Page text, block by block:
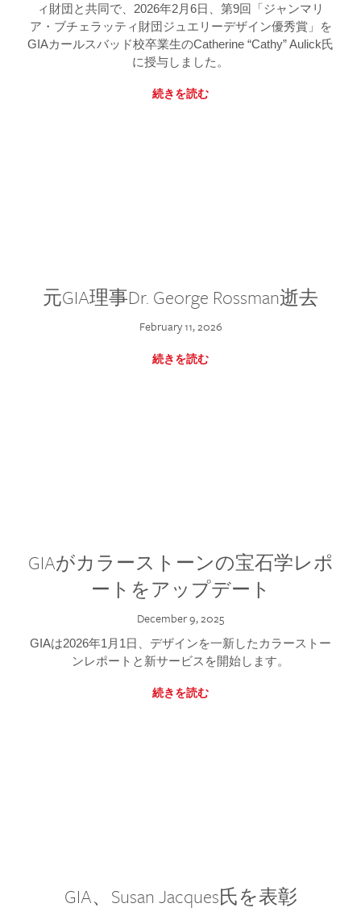
ィ財団と共同で、2026年2月6日、第9回「ジャンマリ
ア・ブチェラッティ財団ジュエリーデザイン優秀賞」を
GIAカールスバッド校卒業生のCatherine “Cathy” Aulick氏
に授与しました。
続きを読む
元GIA理事Dr. George Rossman逝去
February 11, 2026
続きを読む
GIAがカラーストーンの宝石学レポ
ートをアップデート
December 9, 2025
GIAは2026年1月1日、デザインを一新したカラーストー
ンレポートと新サービスを開始します。
続きを読む
GIA、Susan Jacques氏を表彰